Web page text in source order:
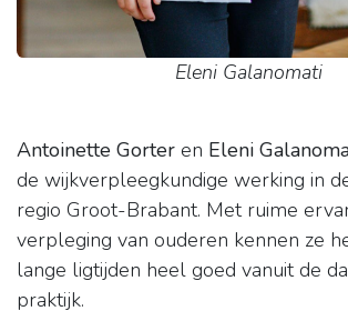
Eleni Galanomati
Antoinette Gorter en Eleni
de wijkverpleegkundige werking in
regio Groot-Brabant. Met ruime
verpleging van ouderen kennen ze
lange ligtijden heel goed vanuit de
praktijk.